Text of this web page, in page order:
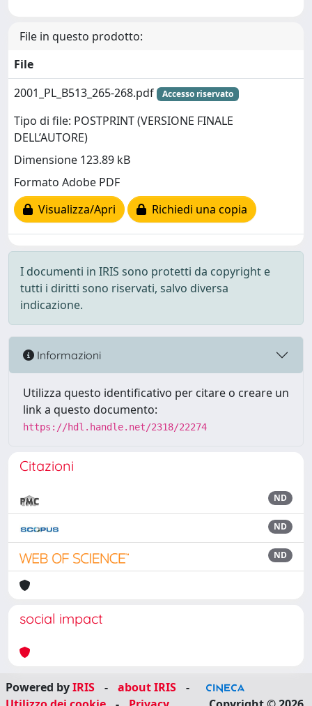
File in questo prodotto:
File
2001_PL_B513_265-268.pdf
Accesso riservato
Tipo di file: POSTPRINT (VERSIONE FINALE
DELL’AUTORE)
Dimensione 123.89 kB
Formato Adobe PDF
Visualizza/Apri
Richiedi una copia
I documenti in IRIS sono protetti da copyright e
tutti i diritti sono riservati, salvo diversa
indicazione.
Informazioni
Utilizza questo identificativo per citare o creare un
link a questo documento:
https://hdl.handle.net/2318/22274
Citazioni
ND
ND
ND
social impact
Powered byIRIS - about IRIS
-